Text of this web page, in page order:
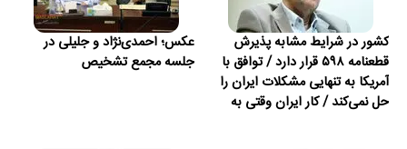
کشور در شرایط مشابه پذیرش
قطعنامه ۵۹۸ قرار دارد / توافق با
آمریکا به تنهایی مشکلات ایران را
حل نمی‌کند / کار ایران وقتی به
عکس؛ احمدی‌نژاد و جلیلی در
جلسه مجمع تشخیص